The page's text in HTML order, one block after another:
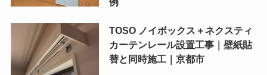
TOSO ノイボックス＋ネクスティ
カーテンレール設置工事｜壁紙貼
替と同時施工｜京都市